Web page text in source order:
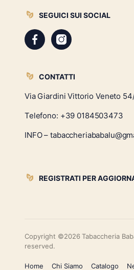
SEGUICI SUI SOCIAL
FacebookInstagram
CONTATTI
Via Giardini Vittorio Veneto
Telefono: +39 0184503473
INFO –
REGISTRATI PER
Copyright ©2026 Tabaccheria
reserved.
Home Chi Siamo Catalogo